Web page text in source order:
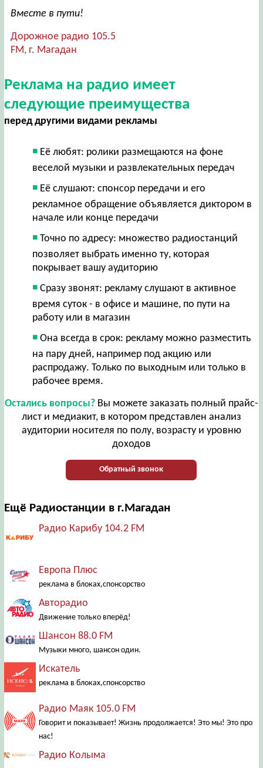
Вместе в пути!
Дорожное радио 105.5
FM, г. Магадан
Реклама на радио имеет
следующие преимущества
перед другими видами рекламы
Её любят: ролики размещаются на фоне
веселой музыки и развлекательных передач
Её слушают: спонсор передачи и его
рекламное обращение объявляется диктором в
начале или конце передачи
Точно по адресу: множество радиостанций
позволяет выбрать именно ту, которая
покрывает вашу аудиторию
Сразу звонят: рекламу слушают в активное
время суток - в офисе и машине, по пути на
работу или в магазин
Она всегда в срок: рекламу можно разместить
на пару дней, например под акцию или
распродажу. Только по выходным или только в
рабочее время.
Остались вопросы?Вы можете заказать полный прайс-
лист и медиакит, в котором представлен анализ
аудитории носителя по полу, возрасту и уровню
доходов
Обратный звонок
Ещё Радиостанции в г.Магадан
Радио Карибу 104.2 FM
Европа Плюс
реклама в блоках,спонсорство
Авторадио
Движение только вперёд!
Шансон 88.0 FM
Музыки много, шансон один.
Искатель
реклама в блоках,спонсорство
Радио Маяк 105.0 FM
Говорит и показывает! Жизнь продолжается! Это мы! Это про
нас!
Радио Колыма